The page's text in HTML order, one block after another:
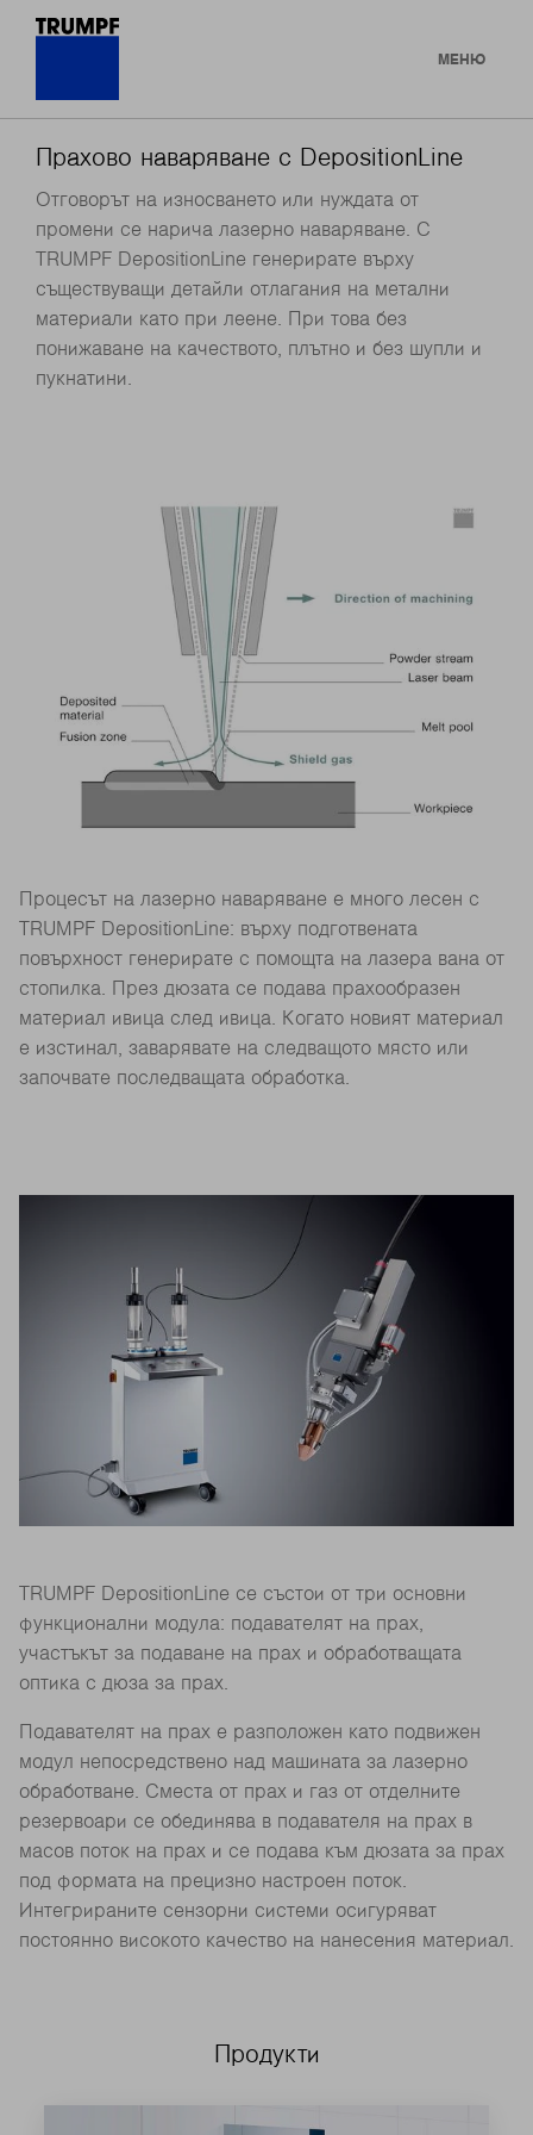
МЕНЮ
Прахово наваряване с DepositionLine
Отговорът на износването или нуждата от
промени се нарича лазерно наваряване. С
TRUMPF DepositionLine генерирате върху
съществуващи детайли отлагания на метални
материали като при леене. При това без
понижаване на качеството, плътно и без шупли и
пукнатини.
Процесът на лазерно наваряване е много лесен с
TRUMPF DepositionLine: върху подготвената
повърхност генерирате с помощта на лазера вана от
стопилка. През дюзата се подава прахообразен
материал ивица след ивица. Когато новият материал
е изстинал, заварявате на следващото място или
започвате последващата обработка.
TRUMPF DepositionLine се състои от три основни
функционални модула: подавателят на прах,
участъкът за подаване на прах и обработващата
оптика с дюза за прах.
Подавателят на прах е разположен като подвижен
модул непосредствено над машината за лазерно
обработване. Сместа от прах и газ от отделните
резервоари се обединява в подавателя на прах в
масов поток на прах и се подава към дюзата за прах
под формата на прецизно настроен поток.
Интегрираните сензорни системи осигуряват
постоянно високото качество на нанесения материал.
Продукти